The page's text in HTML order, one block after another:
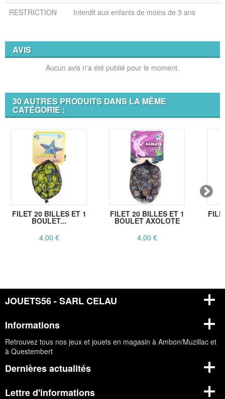
RESTRICTION
Interdit aux enfants de moins de 3 ans
AVIS
Aucun avis n'a été publié pour le moment.
30 AUTRES PRODUITS DANS LA MÊME
CATÉGORIE :
FILET 20 BILLES ET 1
BOULET...
4,00 €
FILET 20 BILLES ET 1
BOULET AXOLOTE
4,00 €
JOUETS56 - SARL CELAU
Informations
Retrouvez tous nos jeux et jouets en magasin à Ambon/Muzillac et
à Questembert
Dernières actualités
Lettre d'informations